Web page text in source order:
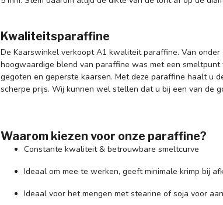
Kwaliteitsparaffine
De Kaarswinkel verkoopt A1 kwaliteit paraffine. Van
hoogwaardige blend van paraffine was met een
gegoten en geperste kaarsen. Met deze paraffine haalt u
scherpe prijs. Wij kunnen wel stellen dat u bij een van de
Waarom kiezen voor onze paraffine?
Constante kwaliteit & betrouwbare smeltcurve
Ideaal om mee te werken, geeft minimale krimp bij
Ideaal voor het mengen met stearine of soja voor